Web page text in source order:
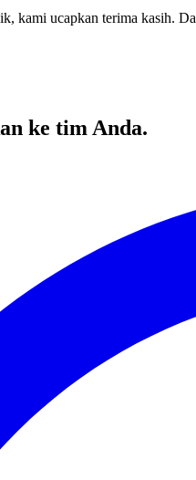
kami ucapkan terima kasih.
ke tim Anda.